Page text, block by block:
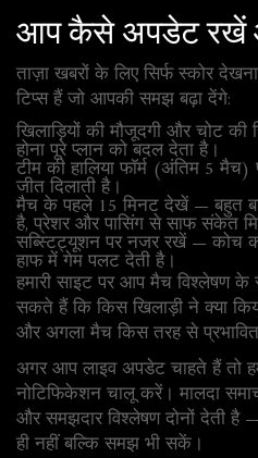
आप कैसे अपडेट रखें
ताज़ा खबरों के लिए सिर्फ स्कोर
टिप्स हैं जो आपकी समझ बढ़ा देंगे:
खिलाड़ियों की मौजूदगी और चोट की
होना पूरे प्लान को बदल देता है।
टीम की हालिया फॉर्म (अंतिम 5
जीत दिलाती है।
मैच के पहले 15 मिनट देखें — बहुत
है, प्रेशर और पासिंग से साफ संकेत
सब्स्टिट्यूशन पर नजर रखें — कोच
हाफ में गेम पलट देती है।
हमारी साइट पर आप मैच विश्लेषण
सकते हैं कि किस खिलाड़ी ने क्या
और अगला मैच किस तरह से
अगर आप लाइव अपडेट चाहते हैं तो
नोटिफिकेशन चालू करें। मालदा
और समझदार विश्लेषण दोनों देती
ही नहीं बल्कि समझ भी सकें।